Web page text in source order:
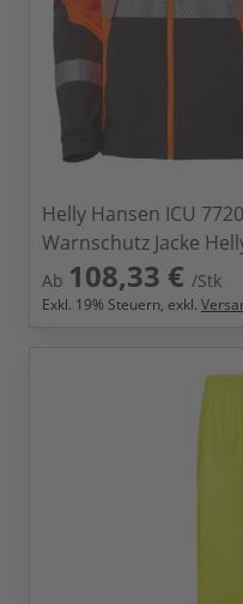
Helly Hansen ICU
Warnschutz Jacke
Ab 108,33 € /Stk
Exkl. 19% Steuern, exkl.